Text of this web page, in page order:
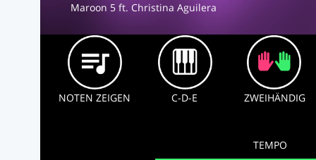
Maroon 5 ft. Christina Aguilera
NOTEN ZEIGEN C-D-E ZWEIHÄNDIG
TEMPO